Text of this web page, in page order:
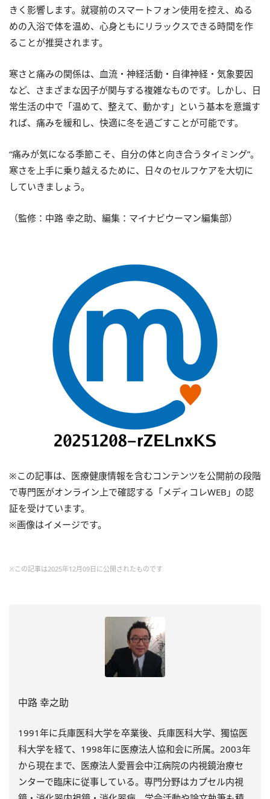
きく影響します。就寝前のスマートフォン使用を控え、ぬる
めの入浴で体を温め、心身ともにリラックスできる時間を作
ることが推奨されます。
寒さと痛みの関係は、血流・神経活動・自律神経・気象要因
など、さまざまな因子が関与する複雑なものです。しかし、日
常生活の中で「温めて、整えて、動かす」という基本を意識す
れば、痛みを緩和し、快適に冬を過ごすことが可能です。
“痛みが気になる季節こそ、自分の体と向き合うタイミング”。
寒さを上手に乗り越えるために、日々のセルフケアを大切に
していきましょう。
（監修：中路 幸之助、編集：マイナビウーマン編集部）
※この記事は、医療健康情報を含むコンテンツを公開前の段階
で専門医がオンライン上で確認する「メディコレWEB」の認
証を受けています。
※画像はイメージです。
※この記事は2025年12月09日に公開されたものです
中路 幸之助
1991年に兵庫医科大学を卒業後、兵庫医科大学、獨協医
科大学を経て、1998年に医療法人協和会に所属。2003年
から現在まで、医療法人愛晋会中江病院の内視鏡治療セ
ンターで臨床に従事している。専門分野はカプセル内視